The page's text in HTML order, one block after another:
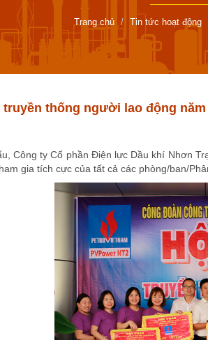
Trang chủ Tin tức hoạt động
truyền thống người lao động năm
Công ty Cổ phần Điện lực Dầu khí Nhơn
gia tích cực của tất cả các phòng/ban/